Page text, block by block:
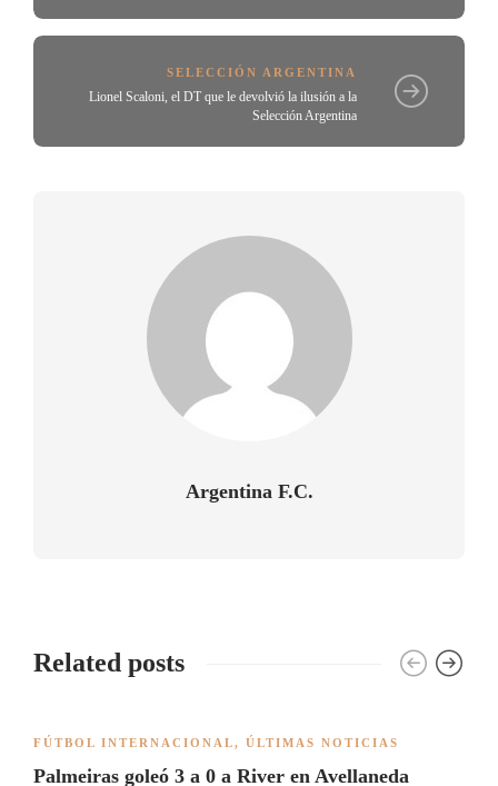
SELECCIÓN ARGENTINA
Lionel Scaloni, el DT que le devolvió la ilusión a la
Selección Argentina
Argentina F.C.
Related posts
FÚTBOL INTERNACIONAL, ÚLTIMAS NOTICIAS
Palmeiras goleó 3 a 0 a River en Avellaneda